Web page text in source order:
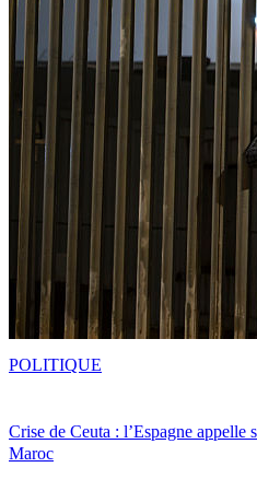
Crise de Ceuta : l’Espagne appelle
Maroc
POLITIQUE